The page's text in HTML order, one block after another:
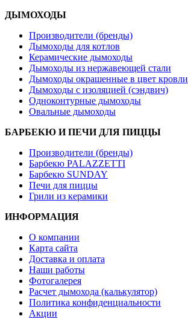
ДЫМОХОДЫ
Производители (бренды)
Дымоходы для котлов
Керамические дымоходы
Дымоходы из нержавеющей стали
Дымоходы окрашенные в цвет кровли
Дымоходы с изоляцией (сэндвич)
Одноконтурные дымоходы
Овальные дымоходы
БАРБЕКЮ И ПЕЧИ ДЛЯ ПИЦЦЫ
Производители (бренды)
Барбекю PALAZZETTI
Барбекю SUNDAY
Печи для пиццы
Грили из керамики
ИНФОРМАЦИЯ
О компании
Карта сайта
Доставка и оплата
Наши работы
Фотогалерея
Расчет дымохода (калькулятор)
Политика конфиденциальности
Акции